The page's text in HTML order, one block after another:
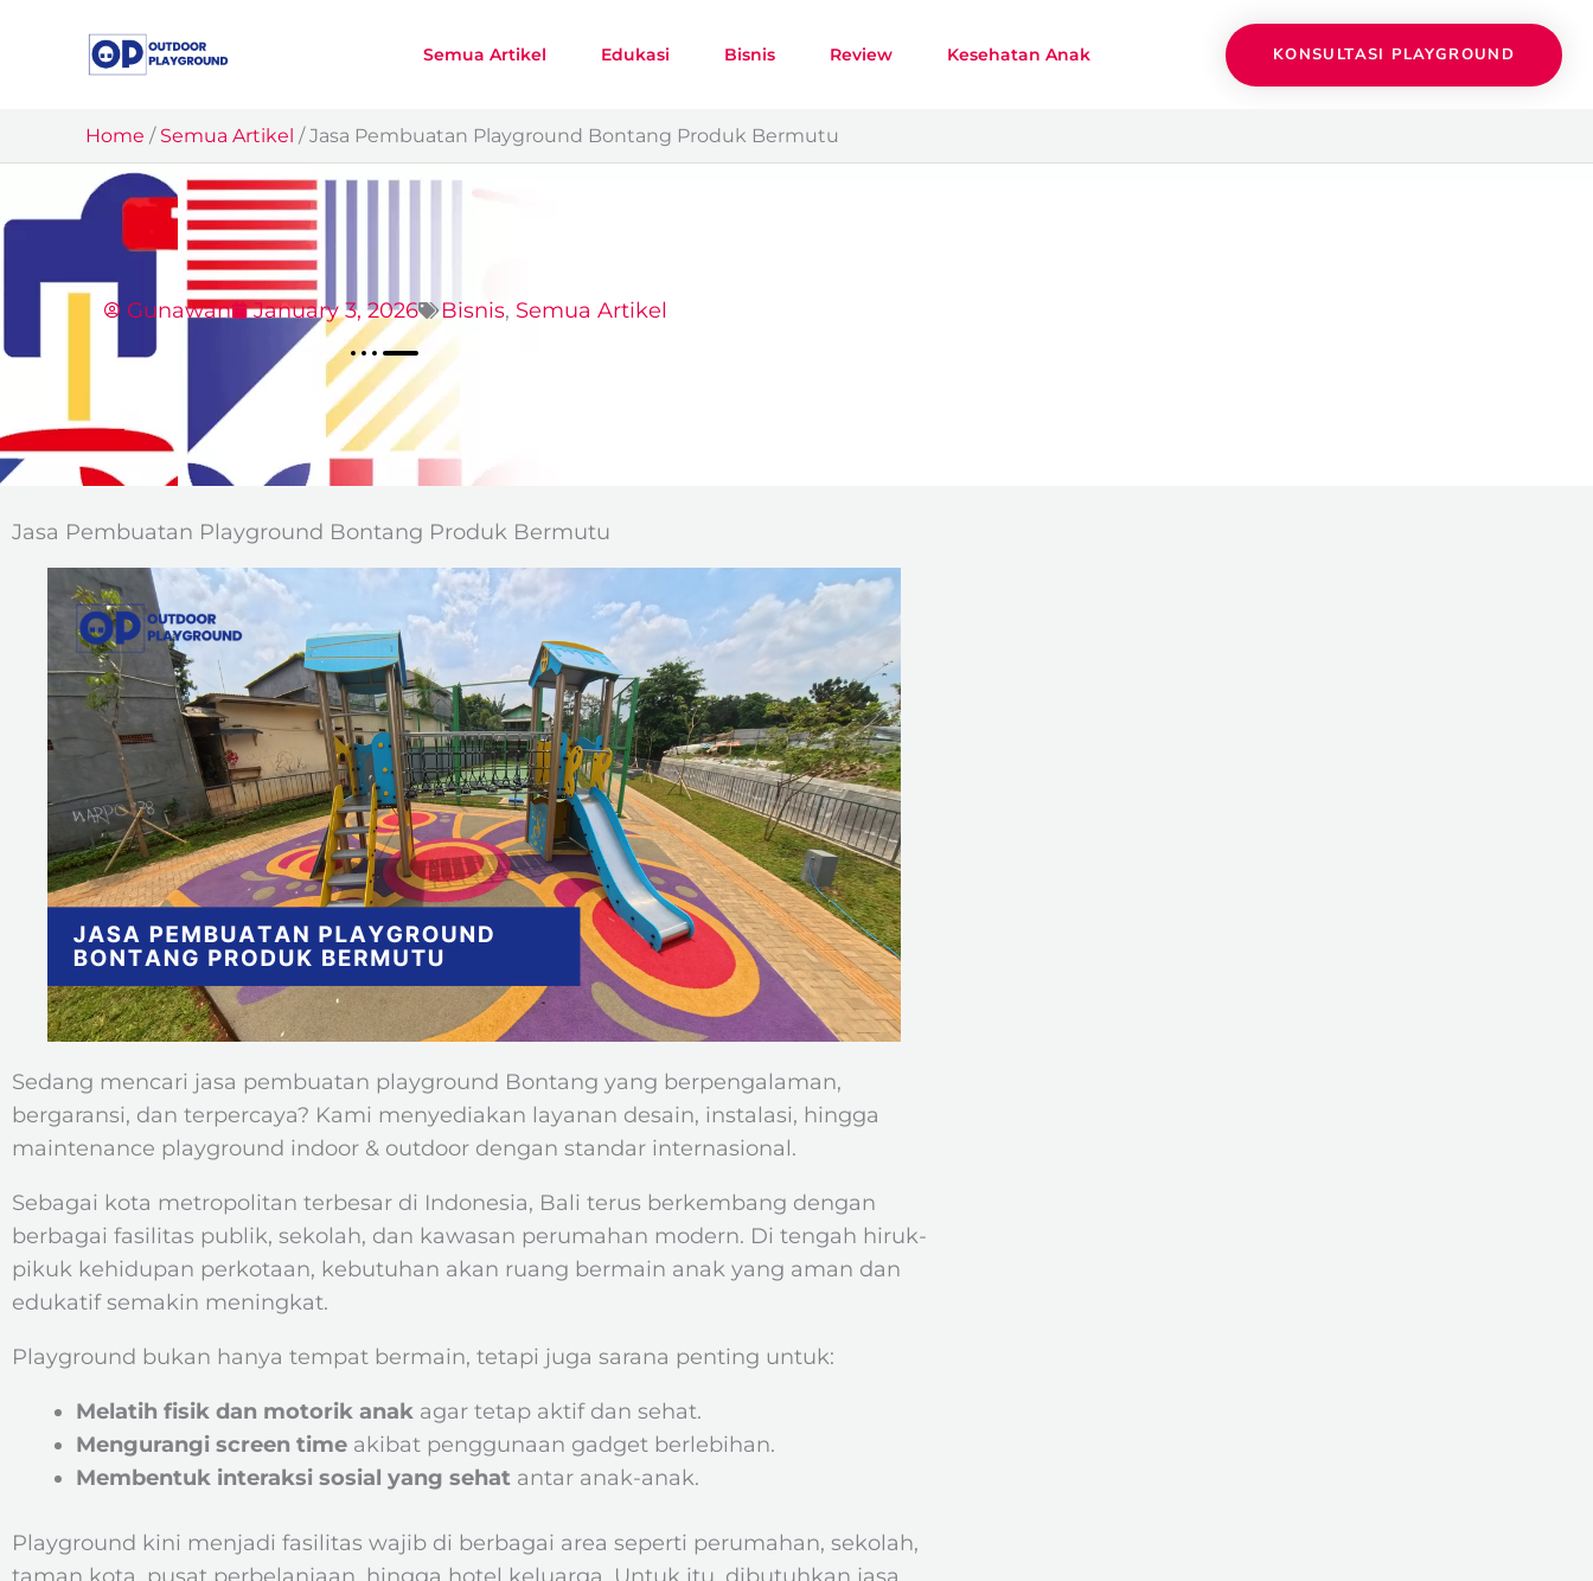
Semua Artikel Edukasi Bisnis Review Kesehatan Anak KONSULTASI PLAYGROUND
Home / Semua Artikel /Jasa Pembuatan Playground Bontang Produk Bermutu
Gunawan January 3, 2026 Bisnis, Semua Artikel
Jasa Pembuatan Playground Bontang Produk Bermutu
Sedang mencari jasa pembuatan playground Bontang yang berpengalaman,
bergaransi, dan terpercaya? Kami menyediakan layanan desain, instalasi, hingga
maintenance playground indoor & outdoor dengan standar internasional.
Sebagai kota metropolitan terbesar di Indonesia, Bali terus berkembang dengan
berbagai fasilitas publik, sekolah, dan kawasan perumahan modern. Di tengah hiruk-
pikuk kehidupan perkotaan, kebutuhan akan ruang bermain anak yang aman dan
edukatif semakin meningkat.
Playground bukan hanya tempat bermain, tetapi juga sarana penting untuk:
Melatih fisik dan motorik anak agar tetap aktif dan sehat.
Mengurangi screen time akibat penggunaan gadget berlebihan.
Membentuk interaksi sosial yang sehat antar anak-anak.
Playground kini menjadi fasilitas wajib di berbagai area seperti perumahan, sekolah,